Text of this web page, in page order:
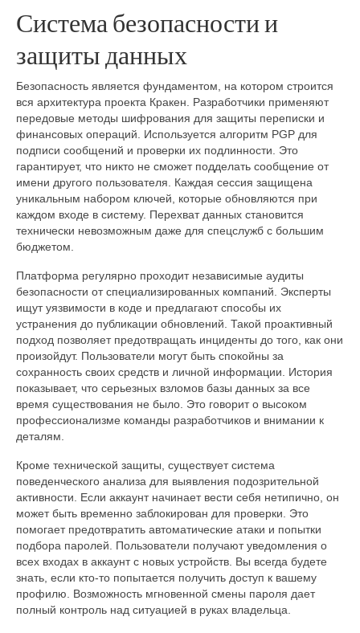
Система безопасности и
защиты данных
Безопасность является фундаментом, на котором строится
вся архитектура проекта Кракен. Разработчики применяют
передовые методы шифрования для защиты переписки и
финансовых операций. Используется алгоритм PGP для
подписи сообщений и проверки их подлинности. Это
гарантирует, что никто не сможет подделать сообщение от
имени другого пользователя. Каждая сессия защищена
уникальным набором ключей, которые обновляются при
каждом входе в систему. Перехват данных становится
технически невозможным даже для спецслужб с большим
бюджетом.
Платформа регулярно проходит независимые аудиты
безопасности от специализированных компаний. Эксперты
ищут уязвимости в коде и предлагают способы их
устранения до публикации обновлений. Такой проактивный
подход позволяет предотвращать инциденты до того, как они
произойдут. Пользователи могут быть спокойны за
сохранность своих средств и личной информации. История
показывает, что серьезных взломов базы данных за все
время существования не было. Это говорит о высоком
профессионализме команды разработчиков и внимании к
деталям.
Кроме технической защиты, существует система
поведенческого анализа для выявления подозрительной
активности. Если аккаунт начинает вести себя нетипично, он
может быть временно заблокирован для проверки. Это
помогает предотвратить автоматические атаки и попытки
подбора паролей. Пользователи получают уведомления о
всех входах в аккаунт с новых устройств. Вы всегда будете
знать, если кто-то попытается получить доступ к вашему
профилю. Возможность мгновенной смены пароля дает
полный контроль над ситуацией в руках владельца.